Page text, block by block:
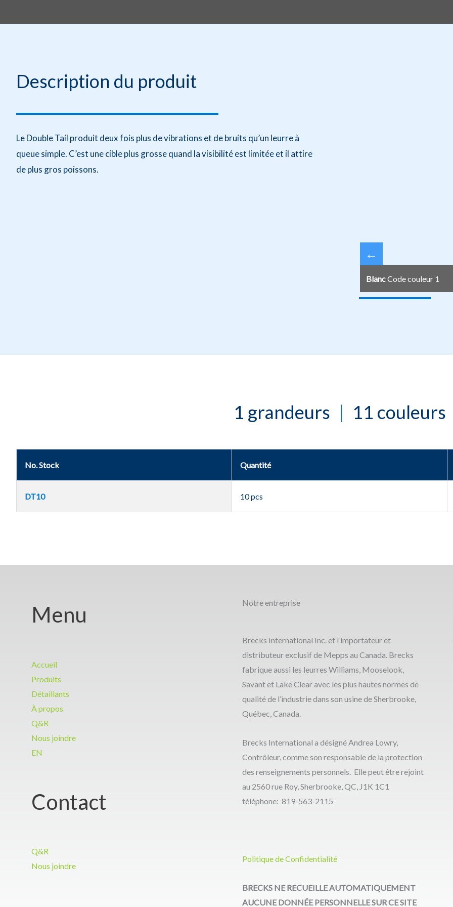
Description du produit
Le Double Tail produit deux fois plus de vibrations et de bruits qu’un leurre à
queue simple. C’est une cible plus grosse quand la visibilité est limitée et il attire
de plus gros poissons.
BlancCode couleur 1
←
1 grandeurs | 11 couleurs
No. Stock Quantité
DT10 10 pcs
Menu
Accueil
Produits
Détaillants
À propos
Q&R
Nous joindre
EN
Contact
Q&R
Nous joindre
Notre entreprise
Brecks International Inc. et l’importateur et
distributeur exclusif de Mepps au Canada. Brecks
fabrique aussi les leurres Williams, Mooselook,
Savant et Lake Clear avec les plus hautes normes de
qualité de l’industrie dans son usine de Sherbrooke,
Québec, Canada.
Brecks International a désigné Andrea Lowry,
Contrôleur, comme son responsable de la protection
des renseignements personnels. Elle peut être rejoint
au 2560 rue Roy, Sherbrooke, QC, J1K 1C1
téléphone: 819-563-2115
Politique de Confidentialité
BRECKS NE RECUEILLE AUTOMATIQUEMENT
AUCUNE DONNÉE PERSONNELLE SUR CE SITE